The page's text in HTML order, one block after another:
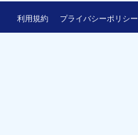
利用規約 プライバシーポリシー